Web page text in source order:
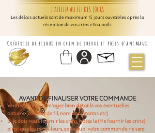
L'ATELIER AU FIL DES JOURS
Les délais actuels sont de maximum 15 jours ouvrables après la
réception de vos crins et/ou poils
Créatrice de bijoux en crin de cheval et poils d'animaux
AVANT DE FINALISER VOTRE COMMANDE
Vérifiez que vous m'ayez bien détaillé vos éventuelles
options (couleur de fil, nom des charms etc)
Si je dois vous fournir les crins, notez le (Me fournir les crins)
ainsi que leurs couleurs, sans quoi votre commande ne sera